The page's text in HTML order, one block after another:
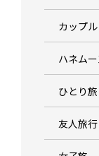
カップ
ハネムー
ひとり旅
友人旅行